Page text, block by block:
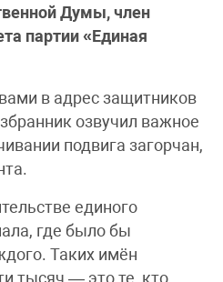
Думы, член
партии «Единая
в адрес защитников
озвучил важное
подвига загорчан,
единого
где было бы
Таких имён